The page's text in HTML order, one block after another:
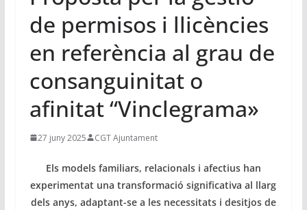
de permisos i llicències
en referència al grau de
consanguinitat o
afinitat “Vinclegrama»
27 juny 2025 CGT Ajuntament
Els models familiars, relacionals i afectius han
experimentat una transformació significativa al llarg
dels anys, adaptant-se a les necessitats i desitjos de